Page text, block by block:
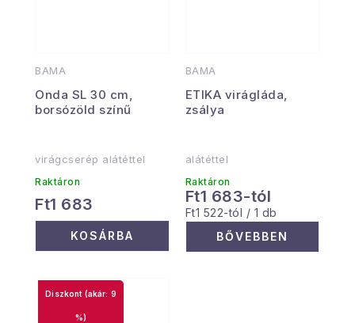
BAMA
Onda SL 30 cm,
borsózöld színű
virágcserép alátéttel
Raktáron
Ft1 683
KOSÁRBA
BAMA
ETIKA virágláda,
zsálya
alátéttel
Raktáron
Ft1 683-tól
Egységár:
Ft1 522-tól / 1 db
BŐVEBBEN
(akár: 9
%)